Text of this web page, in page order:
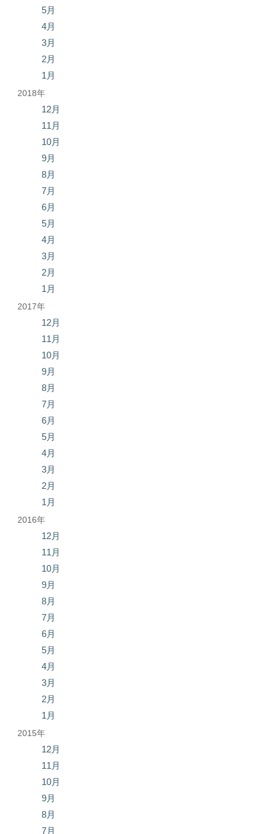
5月
4月
3月
2月
1月
2018年
12月
11月
10月
9月
8月
7月
6月
5月
4月
3月
2月
1月
2017年
12月
11月
10月
9月
8月
7月
6月
5月
4月
3月
2月
1月
2016年
12月
11月
10月
9月
8月
7月
6月
5月
4月
3月
2月
1月
2015年
12月
11月
10月
9月
8月
7月